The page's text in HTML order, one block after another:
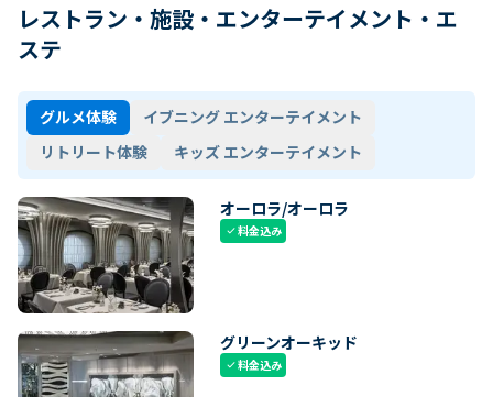
レストラン・施設・エンターテイメント・エ
ステ
グルメ体験
イブニング エンターテイメント
リトリート体験
キッズ エンターテイメント
オーロラ/オーロラ
check料金込み
グリーンオーキッド
check料金込み